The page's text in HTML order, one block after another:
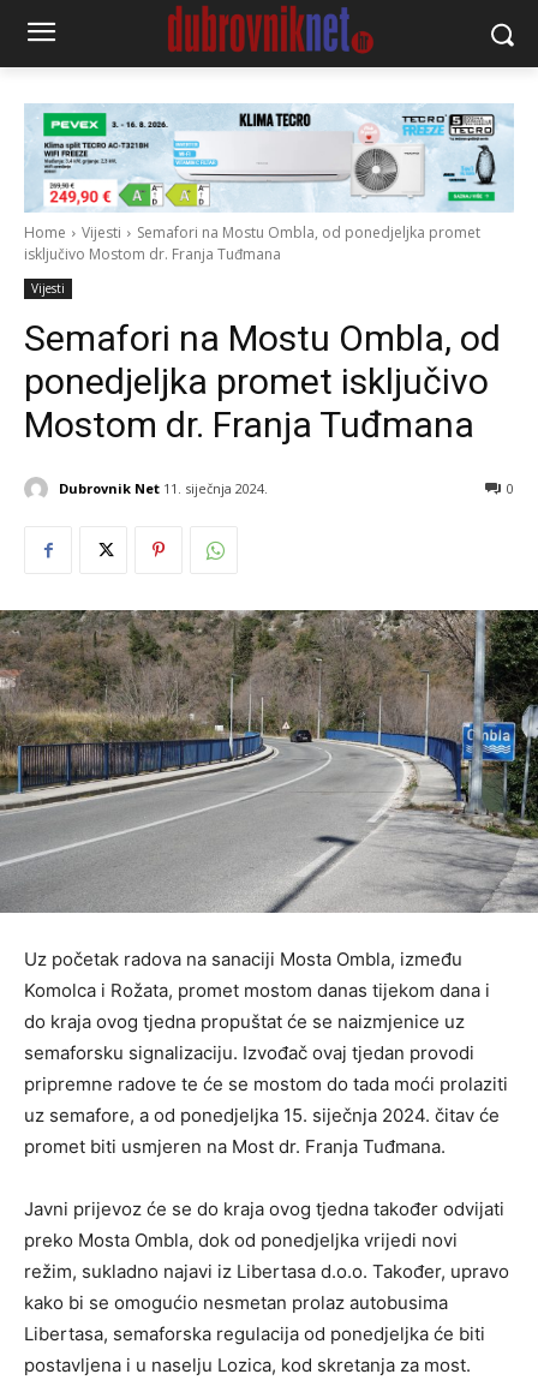
Home Vijesti
Semafori na Mostu Ombla, od ponedjeljka promet
isključivo Mostom dr. Franja Tuđmana
Vijesti
Semafori na Mostu Ombla, od
ponedjeljka promet isključivo
Mostom dr. Franja Tuđmana
Dubrovnik Net 11. siječnja 2024. 0
Uz početak radova na sanaciji Mosta Ombla, između
Komolca i Rožata, promet mostom danas tijekom dana i
do kraja ovog tjedna propuštat će se naizmjenice uz
semaforsku signalizaciju. Izvođač ovaj tjedan provodi
pripremne radove te će se mostom do tada moći prolaziti
uz semafore, a od ponedjeljka 15. siječnja 2024. čitav će
promet biti usmjeren na Most dr. Franja Tuđmana.
Javni prijevoz će se do kraja ovog tjedna također odvijati
preko Mosta Ombla, dok od ponedjeljka vrijedi novi
režim, sukladno najavi iz Libertasa d.o.o. Također, upravo
kako bi se omogućio nesmetan prolaz autobusima
Libertasa, semaforska regulacija od ponedjeljka će biti
postavljena i u naselju Lozica, kod skretanja za most.